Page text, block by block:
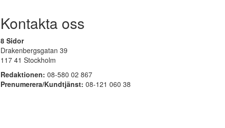
Kontakta oss
8 Sidor
Drakenbergsgatan 39
117 41 Stockholm
Redaktionen: 08-580 02 867
Prenumerera/Kundtjänst: 08-121 060 38